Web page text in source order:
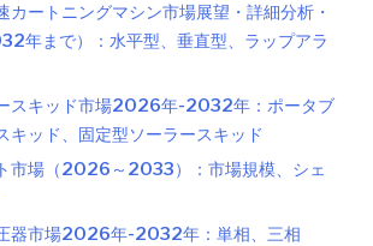
カートニングマシン市場展望・詳細分析・
年まで）：水平型、垂直型、ラップアラ
スキッド市場2026年-2032年：ポータブ
キッド、固定型ソーラースキッド
市場（2026～2033）：市場規模、シェ
器市場2026年-2032年：単相、三相